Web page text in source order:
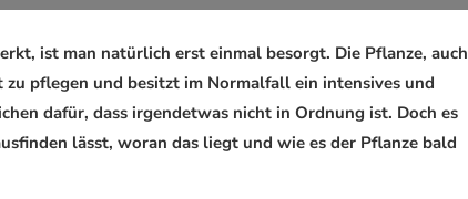
ist man natürlich erst einmal besorgt. Die Pflanze, auch
pflegen und besitzt im Normalfall ein intensives und
dafür, dass irgendetwas nicht in Ordnung ist. Doch es
lässt, woran das liegt und wie es der Pflanze bald